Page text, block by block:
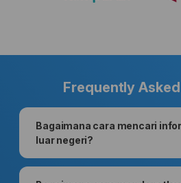
Frequently
Bagaimana cara mencari
luar negeri?